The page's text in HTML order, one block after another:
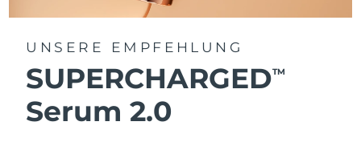
UNSERE EMPFEHLUNG
SUPERCHARGEDTM
Serum 2.0